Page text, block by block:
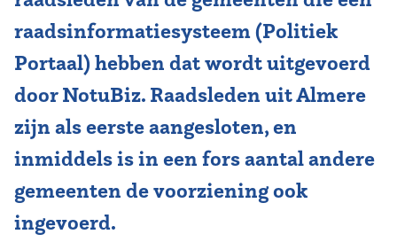
raadsinformatiesysteem (Politiek
Portaal) hebben dat wordt uitgevoerd
door NotuBiz. Raadsleden uit Almere
zijn als eerste aangesloten, en
inmiddels is in een fors aantal andere
gemeenten de voorziening ook
ingevoerd.